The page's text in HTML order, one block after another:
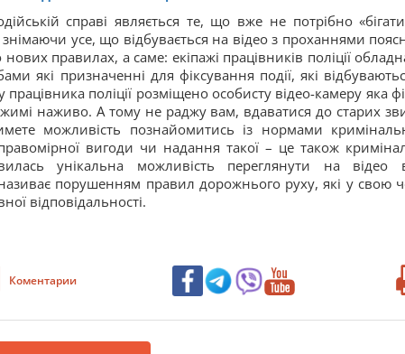
справі являється те, що вже не потрібно
усе, що відбувається на відео з проханнями
правилах, а саме: екіпажі працівників поліції
які призначенні для фіксування події, які
поліції розміщено особисту відео-камеру яка
наживо. А тому не раджу вам, вдаватися до старих
можливість познайомитись із нормами
вигоди чи надання такої – це також
унікальна можливість переглянути на відео
порушенням правил дорожнього руху, які у свою
відповідальності.
Коментарии